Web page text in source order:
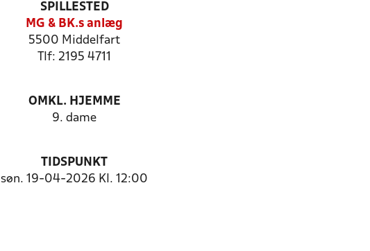
SPILLESTED
MG & BK.s anlæg
5500 Middelfart
Tlf: 2195 4711
OMKL. HJEMME
9. dame
TIDSPUNKT
søn. 19-04-2026 Kl. 12:00